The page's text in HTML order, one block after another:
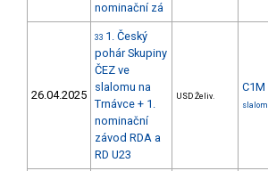
nominační zá
26.04.2025
33 1. Český
pohár Skupiny
ČEZ ve
slalomu na
Trnávce + 1.
nominační
závod RDA a
RD U23
USD Želiv.
C1M
slalom